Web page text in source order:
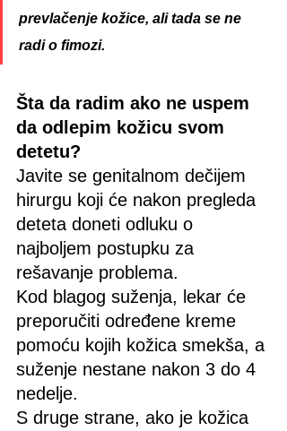
prevlačenje kožice, ali tada se ne
radi o fimozi.
Šta da radim ako ne uspem
da odlepim kožicu svom
detetu?
Javite se genitalnom dečijem
hirurgu koji će nakon pregleda
deteta doneti odluku o
najboljem postupku za
rešavanje problema.
Kod blagog suženja, lekar će
preporučiti određene kreme
pomoću kojih kožica smekša, a
suženje nestane nakon 3 do 4
nedelje.
S druge strane, ako je kožica